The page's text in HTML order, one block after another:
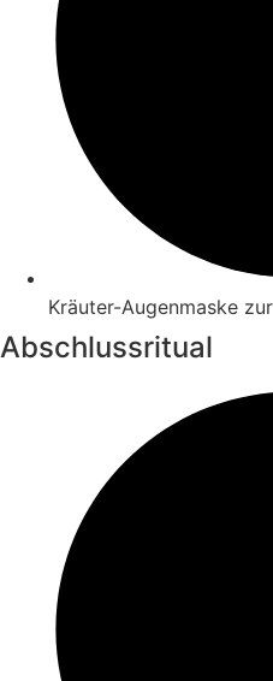
Kräuter-Augenmaske
Abschlussritual